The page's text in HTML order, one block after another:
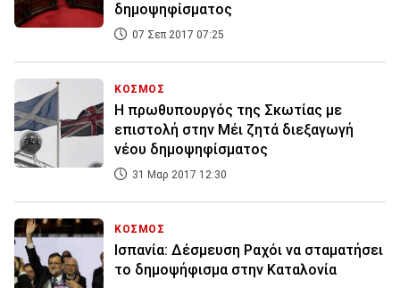
δημοψηφίσματος
07 Σεπ 2017 07:25
ΚΟΣΜΟΣ
Η πρωθυπουργός της Σκωτίας με
επιστολή στην Μέι ζητά διεξαγωγή
νέου δημοψηφίσματος
31 Μαρ 2017 12:30
ΚΟΣΜΟΣ
Ισπανία: Δέσμευση Ραχόι να σταματήσει
το δημοψήφισμα στην Καταλονία